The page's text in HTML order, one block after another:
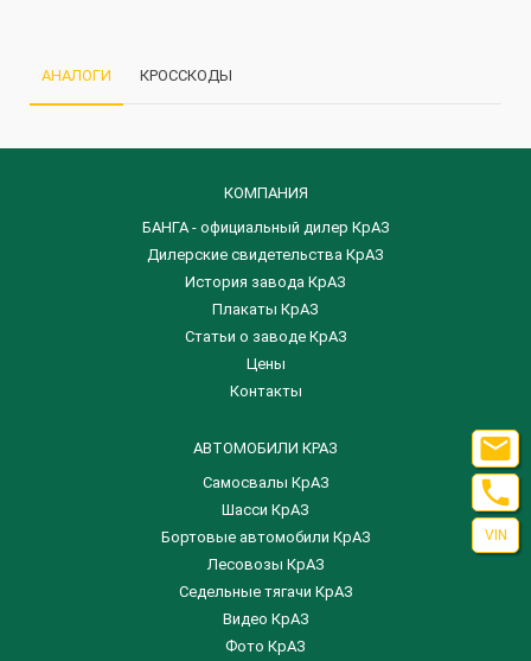
АНАЛОГИ КРОССКОДЫ
КОМПАНИЯ
БАНГА - официальный дилер КрАЗ
Дилерские свидетельства КрАЗ
История завода КрАЗ
Плакаты КрАЗ
Статьи о заводе КрАЗ
Цены
Контакты
АВТОМОБИЛИ КРАЗ
Самосвалы КрАЗ
Шасси КрАЗ
Бортовые автомобили КрАЗ
Лесовозы КрАЗ
Седельные тягачи КрАЗ
Видео КрАЗ
Фото КрАЗ


VIN